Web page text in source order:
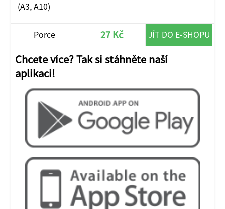
(A3, A10)
Porce 27 Kč JÍT DO E-SHOPU
Chcete více? Tak si stáhněte naší
aplikaci!